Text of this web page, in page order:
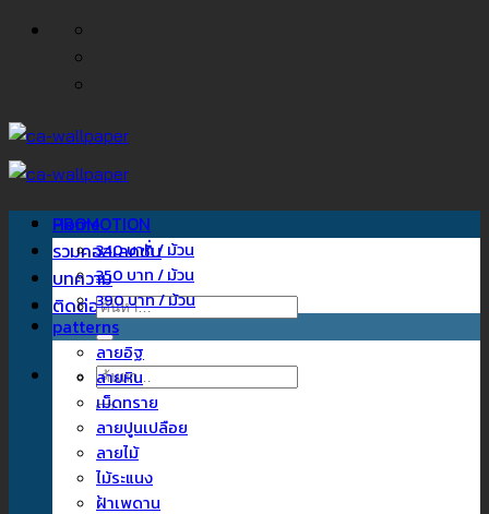
ข้าม
Home
รวมคอลเลคชั่น
บทความ
ติดต่อเรา
ค้นหา:
ค้นหา:
PROMOTION
340 บาท / ม้วน
350 บาท / ม้วน
390 บาท / ม้วน
patterns
ลายอิฐ
ลายหิน
เม็ดทราย
ลายปูนเปลือย
ลายไม้
ไม้ระแนง
ฝ้าเพดาน